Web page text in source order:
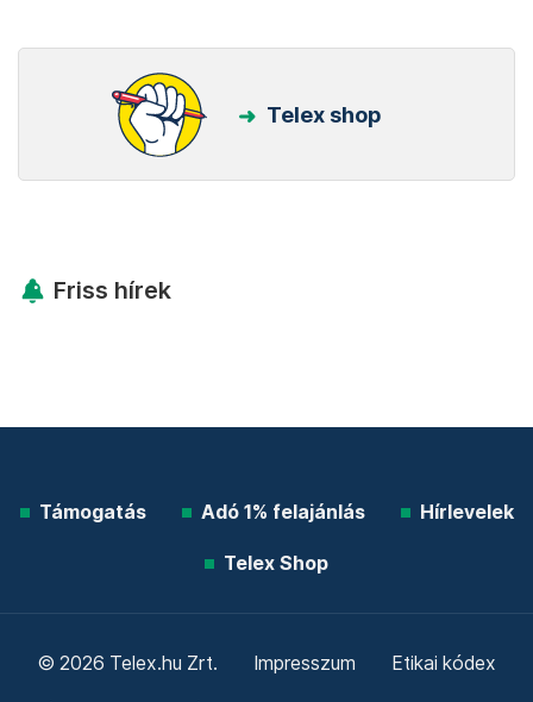
Telex shop
Friss hírek
Támogatás Adó 1% felajánlás Hírlevelek
Telex Shop
© 2026 Telex.hu Zrt. Impresszum Etikai kódex